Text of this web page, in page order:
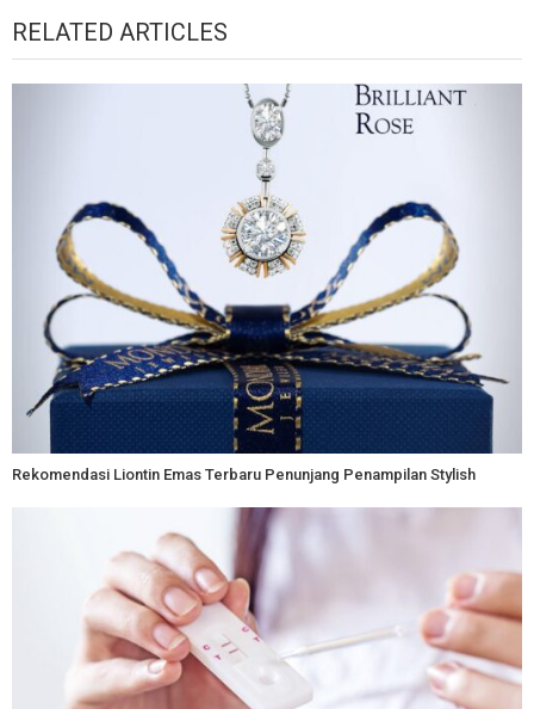
RELATED ARTICLES
Rekomendasi Liontin Emas Terbaru Penunjang Penampilan Stylish